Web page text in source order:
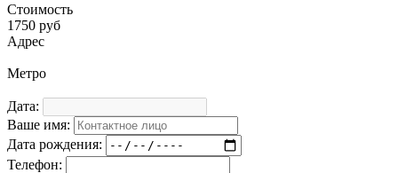
Стоимость
1750 руб
Адрес
Метро
Дата:
Ваше имя:
Дата рождения:
Телефон: